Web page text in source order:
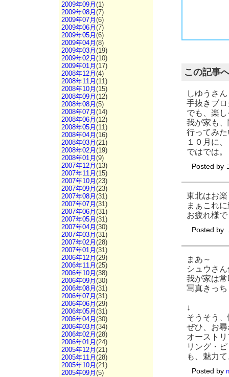
2009年09月 (1)
2009年08月 (7)
2009年07月 (6)
2009年06月 (7)
2009年05月 (6)
2009年04月 (8)
2009年03月 (19)
2009年02月 (10)
2009年01月 (17)
2008年12月 (4)
2008年11月 (11)
2008年10月 (15)
2008年09月 (12)
2008年08月 (5)
2008年07月 (14)
2008年06月 (12)
2008年05月 (11)
2008年04月 (16)
2008年03月 (21)
2008年02月 (19)
2008年01月 (9)
2007年12月 (13)
2007年11月 (15)
2007年10月 (23)
2007年09月 (23)
2007年08月 (31)
2007年07月 (31)
2007年06月 (31)
2007年05月 (31)
2007年04月 (30)
2007年03月 (31)
2007年02月 (28)
2007年01月 (31)
2006年12月 (29)
2006年11月 (25)
2006年10月 (38)
2006年09月 (30)
2006年08月 (31)
2006年07月 (31)
2006年06月 (29)
2006年05月 (31)
2006年04月 (30)
2006年03月 (34)
2006年02月 (28)
2006年01月 (24)
2005年12月 (21)
2005年11月 (28)
2005年10月 (21)
2005年09月 (5)
この記事
しゆうさ
手抜きブ
でも、楽
我が家も
行ってみ
１０月に
ではでは。
Posted by
東北はお
まぁこれ
お疲れ様
Posted by
まあ～
シュウさ
我が家は
写真きっ
↓
そうそう
ぜひ、お
オースト
リング・
も、魅力
Posted by